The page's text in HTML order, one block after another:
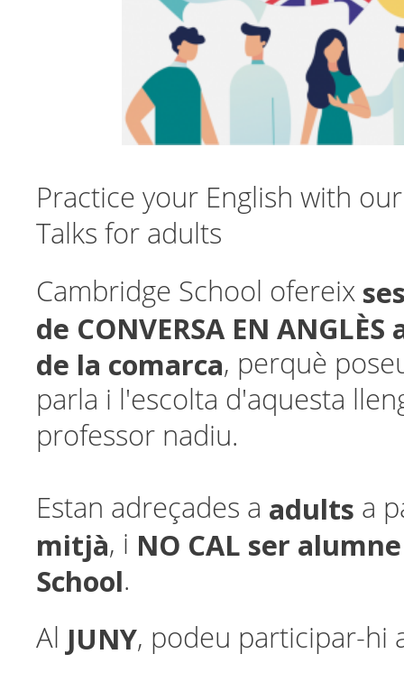
Practice your English with
Talks for adults
Cambridge School ofereix
de CONVERSA EN
de la comarca, perquè
parla i l'escolta d'aquesta
professor nadiu.
Estan adreçades a adults a
mitjà, i NO CAL ser
School.
Al JUNY, podeu participar-hi